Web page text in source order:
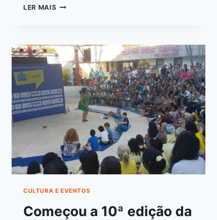
LER MAIS
CULTURA E EVENTOS
Começou a 10ª edição da